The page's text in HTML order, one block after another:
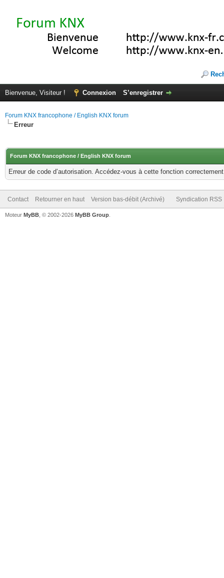
Bienvenue, Visiteur ! Connexion S’enregistrer
Forum KNX francophone / English KNX forum
Erreur
Forum KNX francophone / English KNX forum
Erreur de code d’autorisation. Accédez-vous à cette fonction
Contact Retourner en haut Version bas-débit (Archivé) Syndication RSS
Moteur MyBB , © 2002-2026 MyBB Group